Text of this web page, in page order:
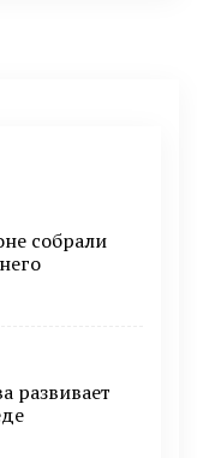
собрали
развивает